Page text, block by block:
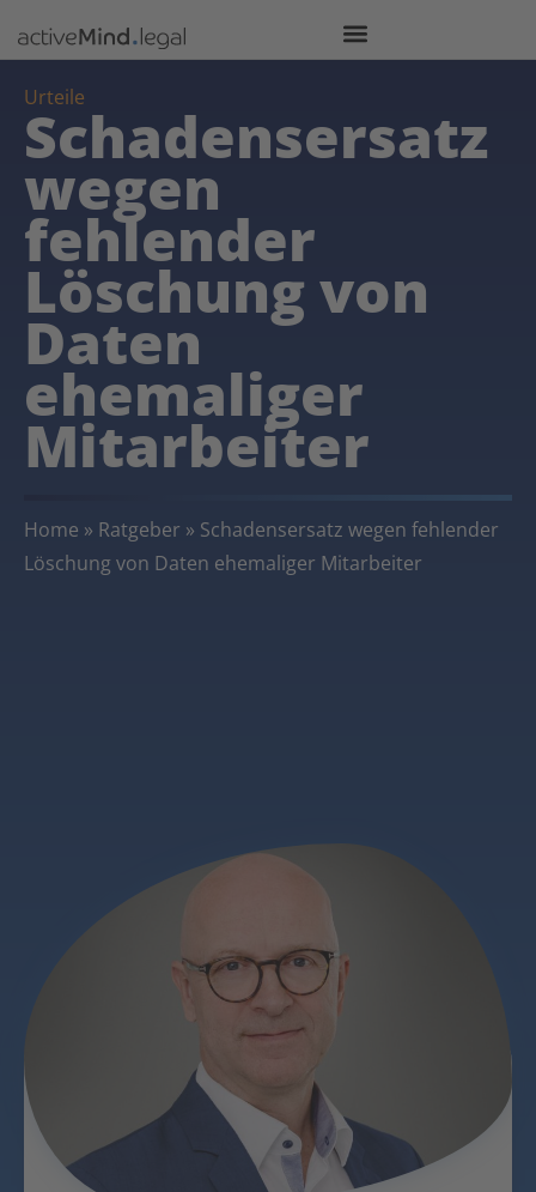
Urteile
Schadensersatz
wegen
fehlender
Löschung von
Daten
ehemaliger
Mitarbeiter
Home » Ratgeber » Schadensersatz wegen fehlender
Löschung von Daten ehemaliger Mitarbeiter